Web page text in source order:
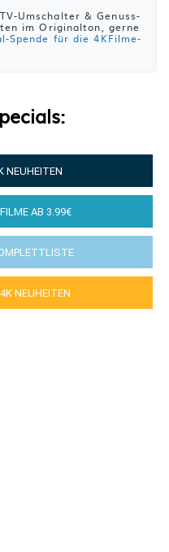
Umschalter & Genuss-
im Originalton, gerne
Spende für die 4KFilme-
NEUHEITEN
AB 3.99€
NEUHEITEN